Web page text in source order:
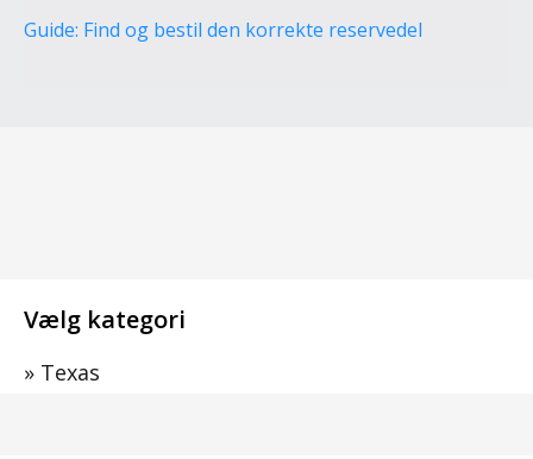
Guide: Find og bestil den korrekte reservedel
Vælg kategori
» Texas